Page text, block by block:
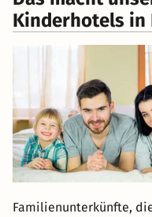
Kinderhotels in
Familienunterkünfte,